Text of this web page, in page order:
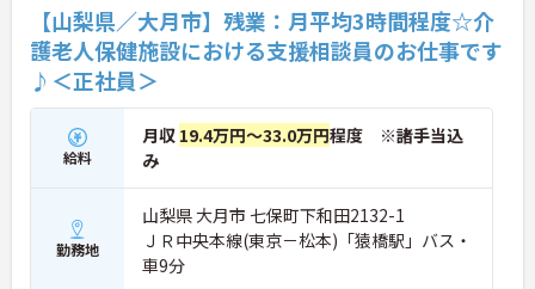
【山梨県／大月市】残業：月平均3時間程度☆介
護老人保健施設における支援相談員のお仕事です
♪＜正社員＞
給料
月収 19.4万円～33.0万円程度 ※諸手当込
み
勤務地
山梨県 大月市 七保町下和田2132-1
ＪＲ中央本線(東京－松本)「猿橋駅」バス・
車9分